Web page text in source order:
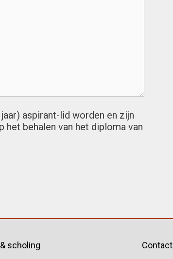
aspirant-lid worden en zijn
behalen van het diploma van
scholing Contact